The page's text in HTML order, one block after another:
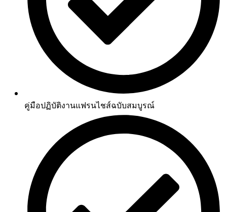
คู่มือปฏิบัติงานแฟรนไชส์ฉบับสมบูรณ์